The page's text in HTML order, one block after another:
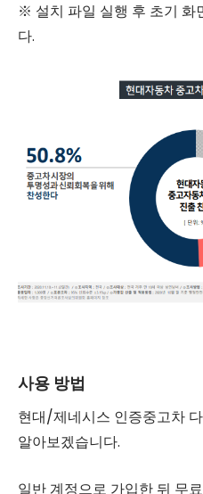
※ 설치 파일 실행 후 초기 화
다.
사용 방법
현대/제네시스 인증중고차
알아보겠습니다.
일반 계정으로 가입한 뒤 무